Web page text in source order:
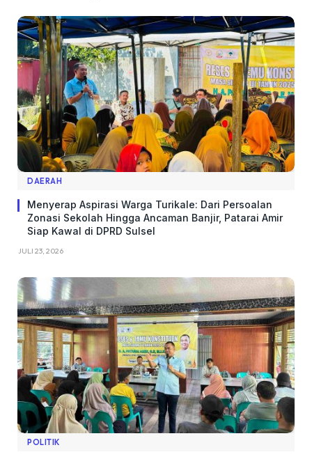
DAERAH
Menyerap Aspirasi Warga Turikale: Dari Persoalan
Zonasi Sekolah Hingga Ancaman Banjir, Patarai Amir
Siap Kawal di DPRD Sulsel
JULI 23, 2026
POLITIK